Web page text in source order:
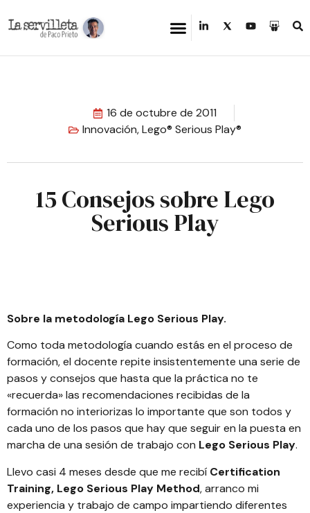
16 de octubre de 2011
Innovación,Lego® Serious Play®
15 Consejos sobre Lego
Serious Play
Sobre la metodología Lego Serious Play.
Como toda metodología cuando estás en el proceso de
formación, el docente repite insistentemente una serie de
pasos y consejos que hasta que la práctica no te
«recuerda» las recomendaciones recibidas de la
formación no interiorizas lo importante que son todos y
cada uno de los pasos que hay que seguir en la puesta en
marcha de una sesión de trabajo con Lego Serious Play.
Llevo casi 4 meses desde que me recibí Certification
Training, Lego Serious Play Method, arranco mi
experiencia y trabajo de campo impartiendo diferentes